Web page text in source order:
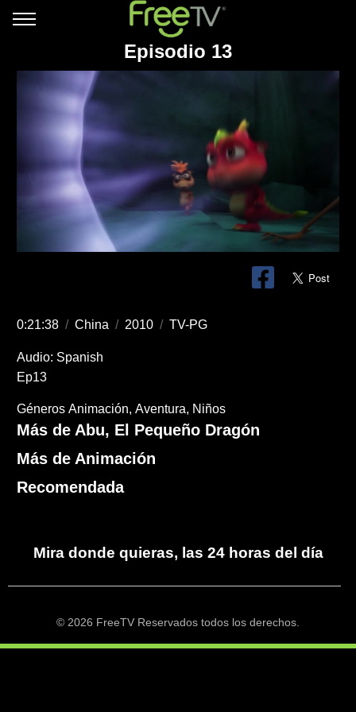
Episodio 13
0:21:38 / China / 2010 / TV-PG
Audio: Spanish
Ep13
Géneros Animación Aventura Niños
Más de Abu, El Pequeño Dragón
Más de Animación
Recomendada
Mira donde quieras, las 24 horas del día
© 2026 FreeTV Reservados todos los derechos.